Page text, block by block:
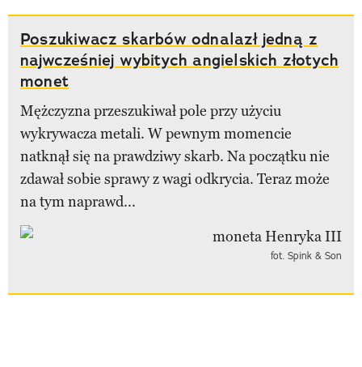
Poszukiwacz skarbów odnalazł jedną z
najwcześniej wybitych angielskich złotych
monet
Mężczyzna przeszukiwał pole przy użyciu
wykrywacza metali. W pewnym momencie
natknął się na prawdziwy skarb. Na początku nie
zdawał sobie sprawy z wagi odkrycia. Teraz może
na tym naprawd...
fot. Spink & Son